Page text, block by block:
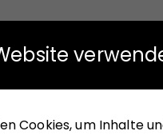
Cookies, um Inhalte